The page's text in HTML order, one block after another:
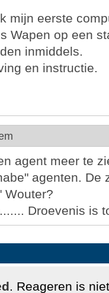
mijn eerste
Wapen op een
inmiddels.
en instructie.
agent meer te
agenten. De
Wouter?
Droevenis is
. Reageren is